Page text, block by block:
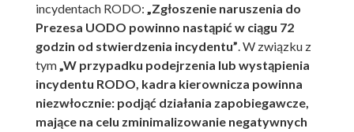
incydentach RODO: „Zgłoszenie naruszenia do
Prezesa UODO powinno nastąpić w ciągu 72
godzin od stwierdzenia incydentu”. W związku z
tym„W przypadku podejrzenia lub wystąpienia
incydentu RODO, kadra kierownicza powinna
niezwłocznie: podjąć działania zapobiegawcze,
mające na celu zminimalizowanie negatywnych